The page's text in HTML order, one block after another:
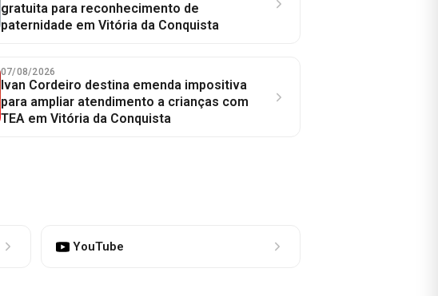
gratuita para reconhecimento de
paternidade em Vitória da Conquista
07/08/2026
Ivan Cordeiro destina emenda impositiva
para ampliar atendimento a crianças com
TEA em Vitória da Conquista
YouTube